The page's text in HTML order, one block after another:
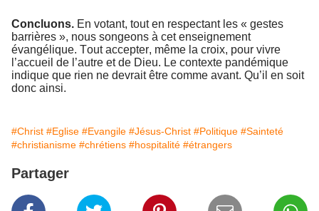
Concluons. En votant, tout en respectant les « gestes
barrières », nous songeons à cet enseignement
évangélique. Tout accepter, même la croix, pour vivre
l’accueil de l’autre et de Dieu. Le contexte pandémique
indique que rien ne devrait être comme avant. Qu’il en soit
donc ainsi.
#Christ #Eglise #Evangile #Jésus-Christ #Politique #Sainteté
#christianisme #chrétiens #hospitalité #étrangers
Partager